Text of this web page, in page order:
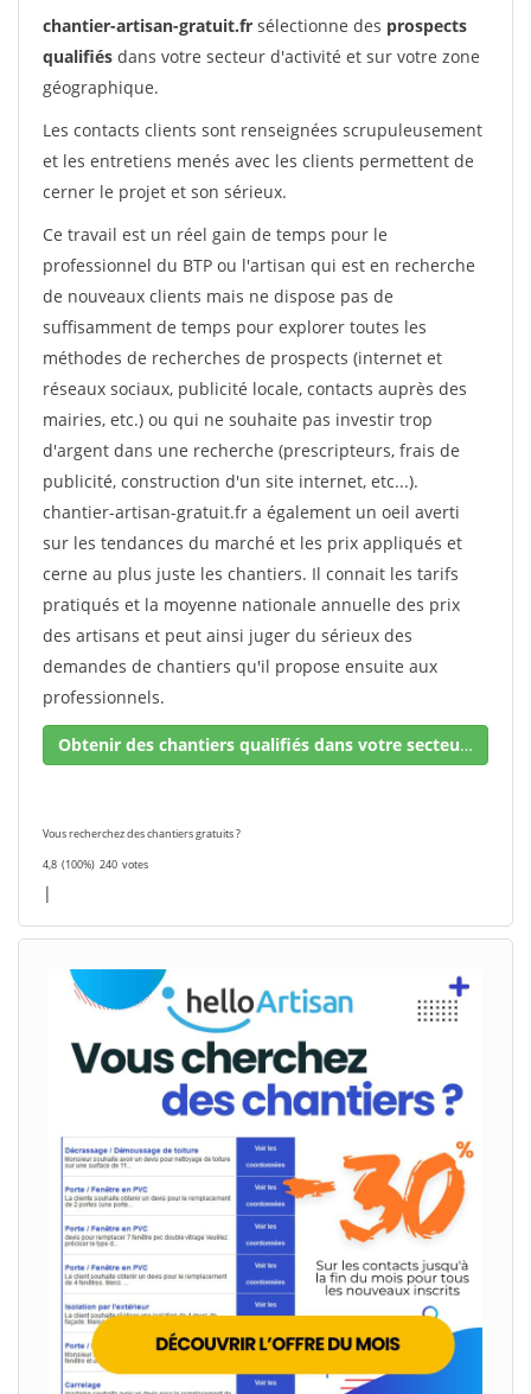
chantier-artisan-gratuit.fr sélectionne des prospects
qualifiés dans votre secteur d'activité et sur votre zone
géographique.
Les contacts clients sont renseignées scrupuleusement
et les entretiens menés avec les clients permettent de
cerner le projet et son sérieux.
Ce travail est un réel gain de temps pour le
professionnel du BTP ou l'artisan qui est en recherche
de nouveaux clients mais ne dispose pas de
suffisamment de temps pour explorer toutes les
méthodes de recherches de prospects (internet et
réseaux sociaux, publicité locale, contacts auprès des
mairies, etc.) ou qui ne souhaite pas investir trop
d'argent dans une recherche (prescripteurs, frais de
publicité, construction d'un site internet, etc...).
chantier-artisan-gratuit.fr a également un oeil averti
sur les tendances du marché et les prix appliqués et
cerne au plus juste les chantiers. Il connait les tarifs
pratiqués et la moyenne nationale annuelle des prix
des artisans et peut ainsi juger du sérieux des
demandes de chantiers qu'il propose ensuite aux
professionnels.
Obtenir des chantiers qualifiés dans votre secteur !
Vous recherchez des chantiers gratuits ?
4,8 (100%) 240 votes
|